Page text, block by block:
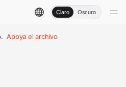
Claro Oscuro
Apoya el archivo